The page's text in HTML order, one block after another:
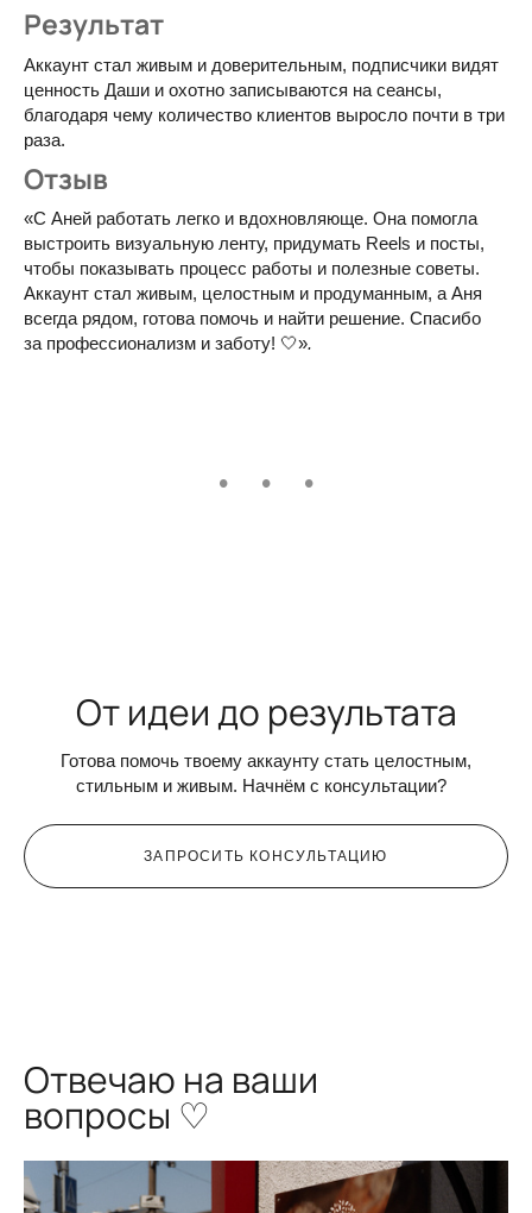
Результат
Аккаунт стал живым и доверительным, подписчики видят
ценность Даши и охотно записываются на сеансы,
благодаря чему количество клиентов выросло почти в три
раза.
Отзыв
«С Аней работать легко и вдохновляюще. Она помогла
выстроить визуальную ленту, придумать Reels и посты,
чтобы показывать процесс работы и полезные советы.
Аккаунт стал живым, целостным и продуманным, а Аня
всегда рядом, готова помочь и найти решение. Спасибо
за профессионализм и заботу! 🤍».
От идеи до результата
Готова помочь твоему аккаунту стать целостным,
стильным и живым. Начнём с консультации?
ЗАПРОСИТЬ КОНСУЛЬТАЦИЮ
Отвечаю на ваши
вопросы ♡